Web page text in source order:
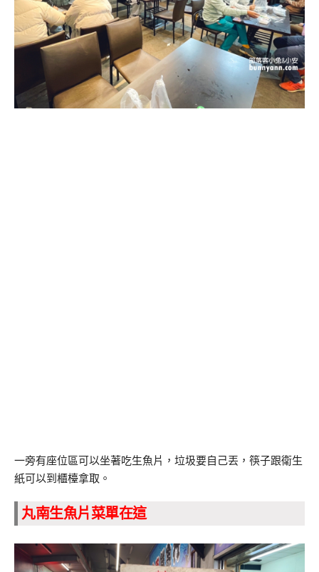
一旁有座位區可以坐著吃生魚片，垃圾要自己丟，筷子跟衛生
紙可以到櫃檯拿取。
丸南生魚片菜單在這